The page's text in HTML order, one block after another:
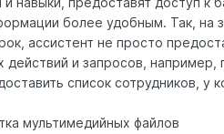
более удобным. Так, на
ассистент не просто
и запросов, например,
список сотрудников, у
мультимедийных файлов